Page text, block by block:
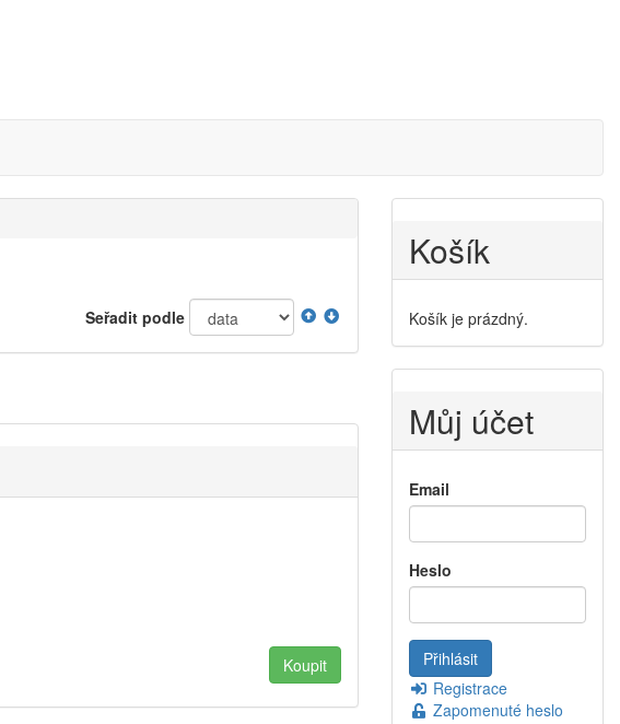
Seřadit podle
Košík
Košík je prázdný.
Můj účet
Email
Heslo
Registrace
Zapomenuté heslo